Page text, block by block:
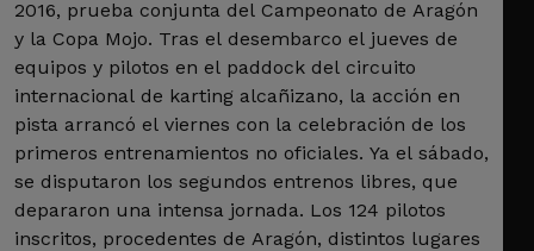
2016, prueba conjunta del Campeonato de Aragón
y la Copa Mojo. Tras el desembarco el jueves de
equipos y pilotos en el paddock del circuito
internacional de karting alcañizano, la acción en
pista arrancó el viernes con la celebración de los
primeros entrenamientos no oficiales. Ya el sábado,
se disputaron los segundos entrenos libres, que
depararon una intensa jornada. Los 124 pilotos
inscritos, procedentes de Aragón, distintos lugares